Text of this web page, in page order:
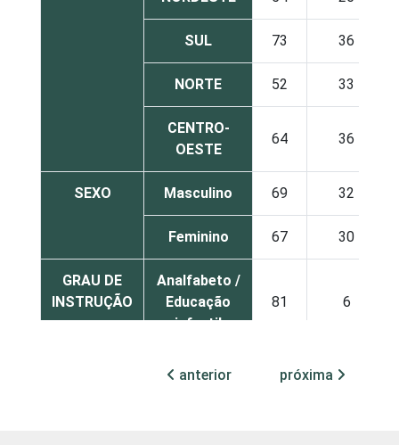
SUL 73 36
NORTE 52 33
CENTRO-
OESTE
64 36
SEXO Masculino 69 32
Feminino 67 30
GRAU DE
INSTRUÇÃO
Analfabeto /
Educação
infantil
81 6
Fundamental
anterior próxima